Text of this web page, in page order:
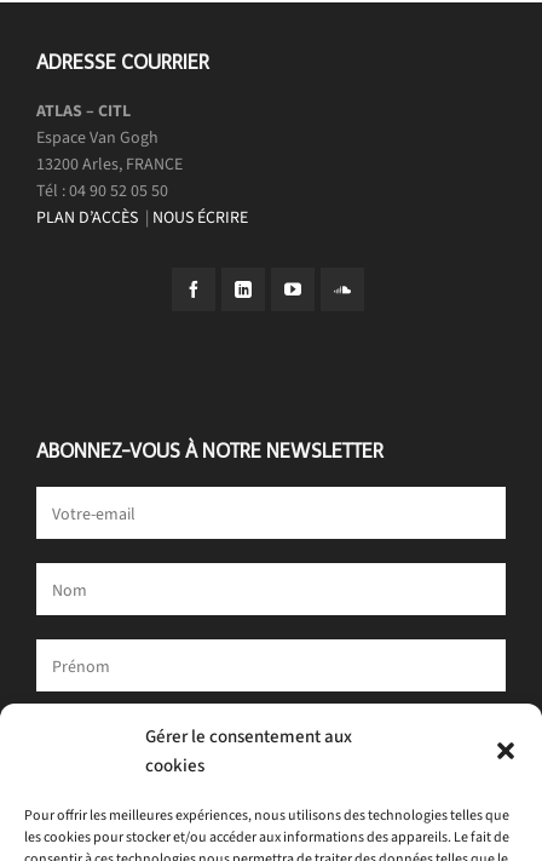
Gérer le consentement aux
cookies
Pour offrir les meilleures expériences, nous utilisons des technologies telles que
les cookies pour stocker et/ou accéder aux informations des appareils. Le fait de
ADRESSE COURRIER
ATLAS – CITL
Espace Van Gogh
13200 Arles, FRANCE
Tél : 04 90 52 05 50
PLAN D’ACCÈS | NOUS ÉCRIRE
ABONNEZ-VOUS À NOTRE NEWSLETTER
Votre adresse e-mail est uniquement utilisée pour vous envoyer
notre newsletter et des informations sur les activités d'ATLAS.
la newsletter.